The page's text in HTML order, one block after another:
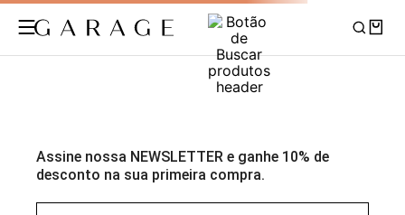
Assine nossa NEWSLETTER e ganhe 10% de
desconto na sua primeira compra.